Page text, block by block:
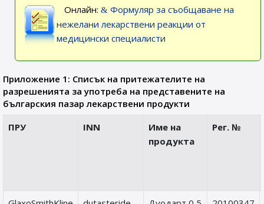
Онлайн:
Формуляр за съобщаване на
нежелани лекарствени реакции от
медицински специалисти
Приложение 1: Списък на притежателите на
разрешенията за употреба на представените на
българския пазар лекарствени продукти
ПРУ
INN
Име на
продукта
Рег. №